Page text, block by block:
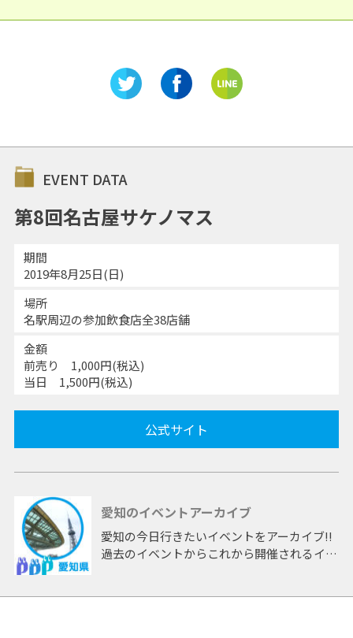
EVENT DATA
第8回名古屋サケノマス
期間
2019年8月25日(日)
場所
名駅周辺の参加飲食店全38店舗
金額
前売り 1,000円(税込)
当日 1,500円(税込)
公式サイト
愛知のイベントアーカイブ
愛知の今日行きたいイベントをアーカイブ!!
過去のイベントからこれから開催されるイベ